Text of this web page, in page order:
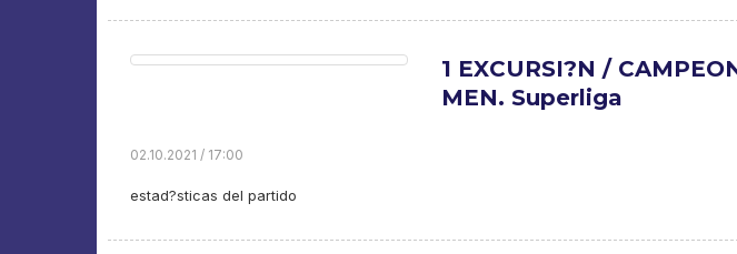
1 EXCURSI?N /
MEN. Superliga
02.10.2021 / 17:00
estad?sticas del partido